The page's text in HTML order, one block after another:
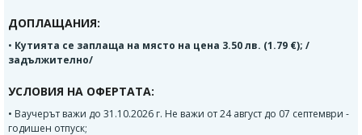
ДОПЛАЩАНИЯ:
• Кутията се заплаща на място на цена 3.50 лв. (1.79 €); /
задължително/
УСЛОВИЯ НА ОФЕРТАТА:
• Ваучерът важи до 31.10.2026 г. Не важи от 24 август до 07 септември -
годишен отпуск;